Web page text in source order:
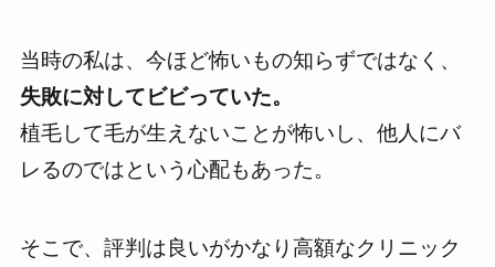
当時の私は、今ほど怖いもの知らずではなく、
失敗に対してビビっていた。
植毛して毛が生えないことが怖いし、他人にバ
レるのではという心配もあった。
そこで、 評判は良いがかなり高額なクリニック